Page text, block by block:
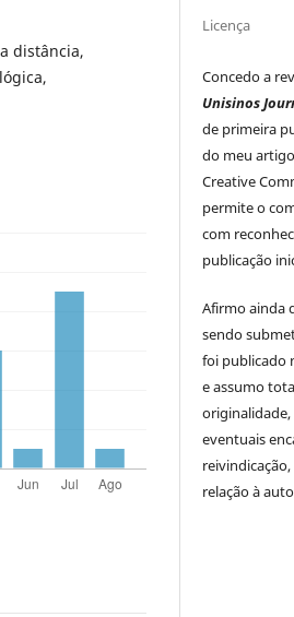
distância,
Licença
Concedo a
Unisinos
de primeira
do meu
Creative
permite o
com
publicação
Afirmo ainda
sendo
foi publicado
e assumo
eventuais
relação à